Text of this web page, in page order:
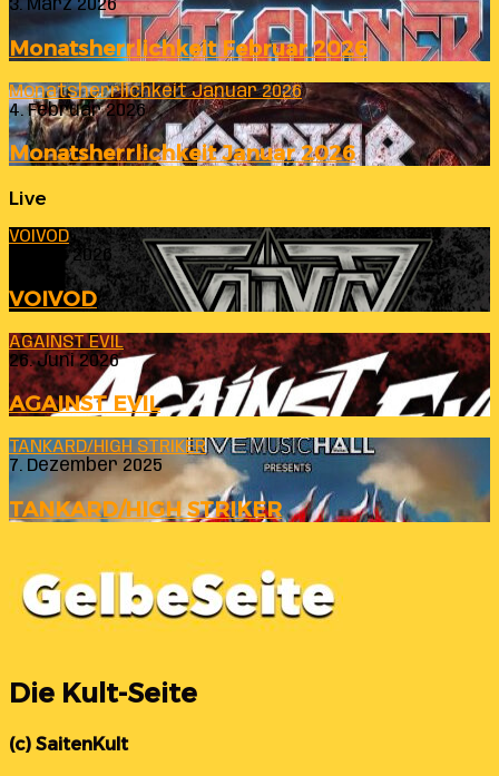
3. März 2026
Monatsherrlichkeit Februar 2026
Monatsherrlichkeit Januar 2026
4. Februar 2026
Monatsherrlichkeit Januar 2026
Live
VOIVOD
23. Juli 2026
VOIVOD
AGAINST EVIL
26. Juni 2026
AGAINST EVIL
TANKARD/HIGH STRIKER
7. Dezember 2025
TANKARD/HIGH STRIKER
Die Kult-Seite
(c) SaitenKult